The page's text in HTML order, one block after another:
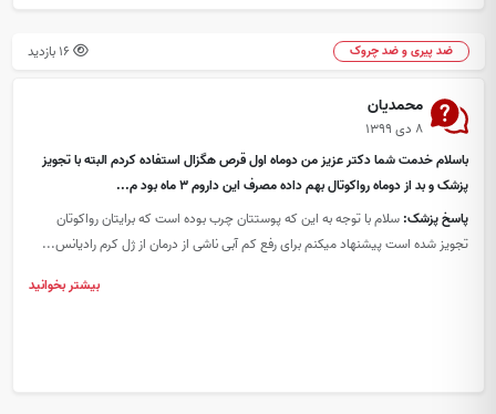
ضد پیری و ضد چروک 16 بازدید
محمدیان
۸ دی ۱۳۹۹
باسلام خدمت شما دکتر عزیز من دوماه اول قرص هگزال استفاده کردم البته با تجویز
پزشک و بد از دوماه رواکوتال بهم داده مصرف این داروم ۳ ماه بود م...
پاسخ پزشک: سلام با توجه به این که پوستتان چرب بوده است که برایتان رواکوتان
تجویز شده است پیشنهاد میکنم برای رفع کم آبی ناشی از درمان از ژل کرم رادیانس...
بیشتر بخوانید